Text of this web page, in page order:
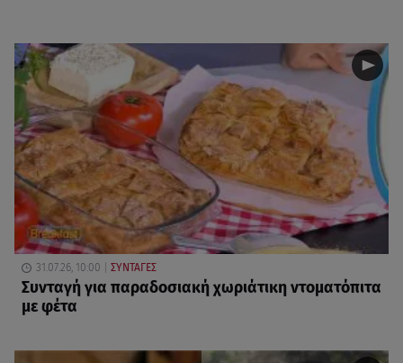
31.07.26, 10:00 ΣΥΝΤΑΓΕΣ
Συνταγή για παραδοσιακή χωριάτικη ντοματόπιτα
με φέτα